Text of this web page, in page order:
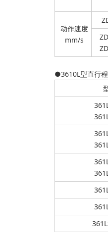
动作速度
mm/s
●3610L型直行